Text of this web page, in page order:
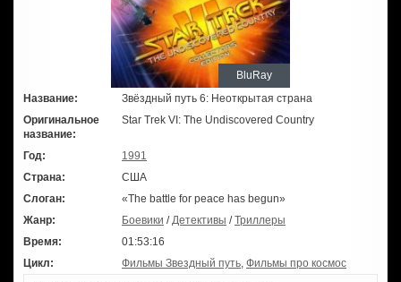
BluRay
Название:
Звёздный путь 6: Неоткрытая страна
Оригинальное
название:
Star Trek VI: The Undiscovered Country
Год:
1991
Страна:
США
Слоган:
«The battle for peace has begun»
Жанр:
Боевики /Детективы /Триллеры
Время:
01:53:16
Цикл:
Фильмы Звездный путь, Фильмы про космос